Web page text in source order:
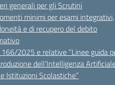
generali per gli Scrutini
minimi per esami integrativi,
e di recupero del debito
166/2025 e relative “Linee guida
dell’Intelligenza
Istituzioni Scolastiche”